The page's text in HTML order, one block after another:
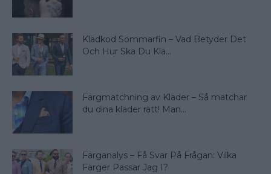
Klädkod Sommarfin – Vad Betyder Det
Och Hur Ska Du Klä...
Färgmatchning av Kläder – Så matchar
du dina kläder rätt! Man...
Färganalys – Få Svar På Frågan: Vilka
Färger Passar Jag I?